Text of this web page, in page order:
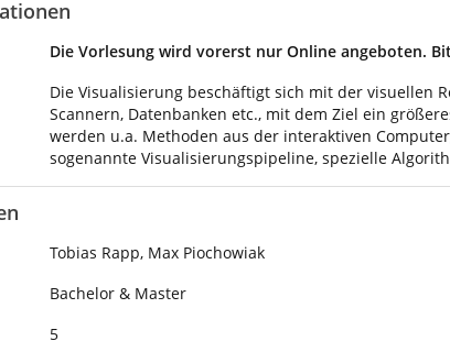
Die Vorlesung wird vorerst nur Online angeboten.
Die Visualisierung beschäftigt sich mit der visuellen
Scannern, Datenbanken etc., mit dem Ziel ein
werden u.a. Methoden aus der interaktiven
sogenannte Visualisierungspipeline, spezielle
Tobias Rapp, Max Piochowiak
Bachelor & Master
5